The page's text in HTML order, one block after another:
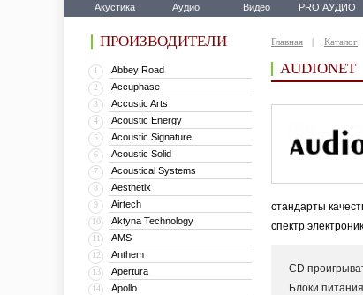
Акустика Аудио Видео PRO АУДИО
ПРОИЗВОДИТЕЛИ
1 Abbey Road
2 Accuphase
3 Accustic Arts
4 Acoustic Energy
5 Acoustic Signature
6 Acoustic Solid
7 Acoustical Systems
8 Aesthetix
9 Airtech
10 Aktyna Technology
11 AMS
12 Anthem
13 Apertura
14 Apollo
Главная Каталог
AUDIONET
стандарты
спектр
CD
Блоки питания